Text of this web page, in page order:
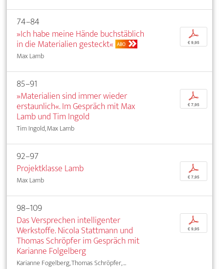
74–84
»Ich habe meine Hände buchstäblich
in die Materialien gesteckt« ABO
Max Lamb
p
€ 9,95
85–91
»Materialien sind immer wieder
erstaunlich«. Im Gespräch mit Max
Lamb und Tim Ingold
Tim Ingold, Max Lamb
p
€ 7,95
92–97
Projektklasse Lamb
Max Lamb
p
€ 7,95
98–109
Das Versprechen intelligenter
Werkstoffe. Nicola Stattmann und
Thomas Schröpfer im Gespräch mit
Karianne Folgelberg
Karianne Fogelberg, Thomas Schröpfer, ...
p
€ 9,95